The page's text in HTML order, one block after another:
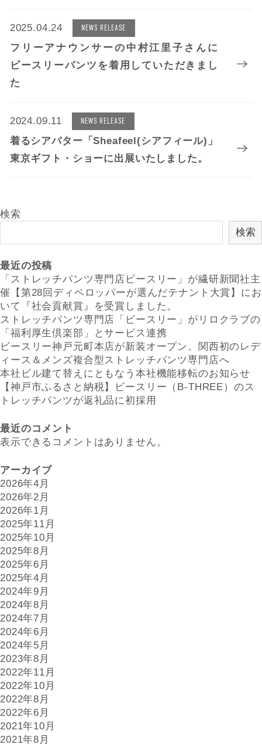
2025.04.24 NEWS RELEASE
フリーアナウンサーの中村江里子さんに
ビースリーパンツを着用していただきまし
た
2024.09.11 NEWS RELEASE
着るシアバター「Sheafeel(シアフィール)」
東京ギフト・ショーに出展いたしました。
検索
検索
最近の投稿
「ストレッチパンツ専門店ビースリー」が繊研新聞社主
催【第28回ディベロッパーが選んだテナント大賞】にお
いて『社会貢献賞』を受賞しました。
ストレッチパンツ専門店「ビースリー」がリロクラブの
「福利厚生倶楽部」とサービス連携
ビースリー神戸元町本店が新装オープン。関西初のレデ
ィース＆メンズ複合型ストレッチパンツ専門店へ
本社ビル建て替えにともなう本社機能移転のお知らせ
【神戸市ふるさと納税】ビースリー（B-THREE）のス
トレッチパンツが返礼品に初採用
最近のコメント
表示できるコメントはありません。
アーカイブ
2026年4月
2026年2月
2026年1月
2025年11月
2025年10月
2025年8月
2025年6月
2025年4月
2024年9月
2024年8月
2024年7月
2024年6月
2024年5月
2023年8月
2022年11月
2022年10月
2022年8月
2022年6月
2021年10月
2021年8月